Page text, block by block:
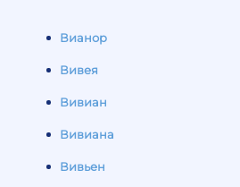
Вианор
Вивея
Вивиан
Вивиана
Вивьен